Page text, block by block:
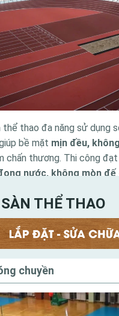
thể thao đa năng sử dụng
bề mặt mịn đều,
chấn thương. Thi công
nước, không mòn đế
Quí cung cấp trọn bộ
pitch đạt chuẩn thi
trường học và khu
THỂ THAO
chuyền